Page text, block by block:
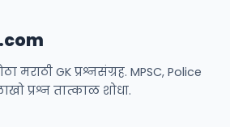
मराठी GK प्रश्नसंग्रह. MPSC, Police
प्रश्न तात्काळ शोधा.